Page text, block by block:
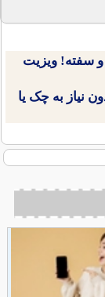
و سفته! ویزیت
نیاز به چک یا